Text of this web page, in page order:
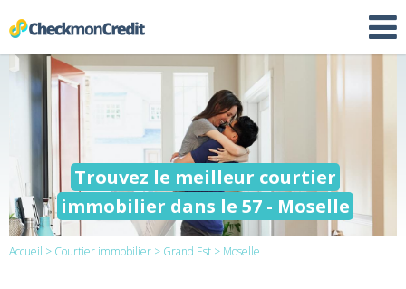
Trouvez le meilleur courtier
immobilier dans le 57 - Moselle
Accueil > Courtier immobilier > Grand Est > Moselle